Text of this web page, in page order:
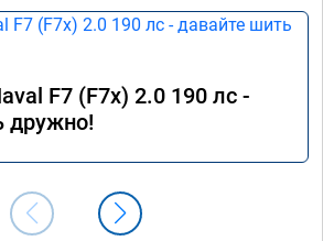
F7 (F7x) 2.0 190 лс -
дружно!